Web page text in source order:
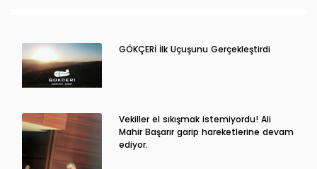
GÖKÇERİ İlk Uçuşunu Gerçekleştirdi
Vekiller el sıkışmak istemiyordu! Ali
Mahir Başarır garip hareketlerine devam
ediyor.